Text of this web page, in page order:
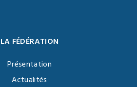
LA FÉDÉRATION
Présentation
Actualités